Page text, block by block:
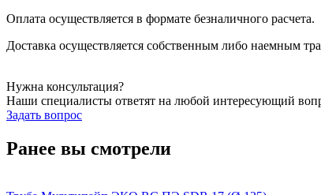
Оплата осуществляется в формате безналичного расчета.
Доставка осуществляется собственным либо наемным
Нужна консультация?
Наши специалисты ответят на любой интересующий
Задать вопрос
Ранее вы смотрели